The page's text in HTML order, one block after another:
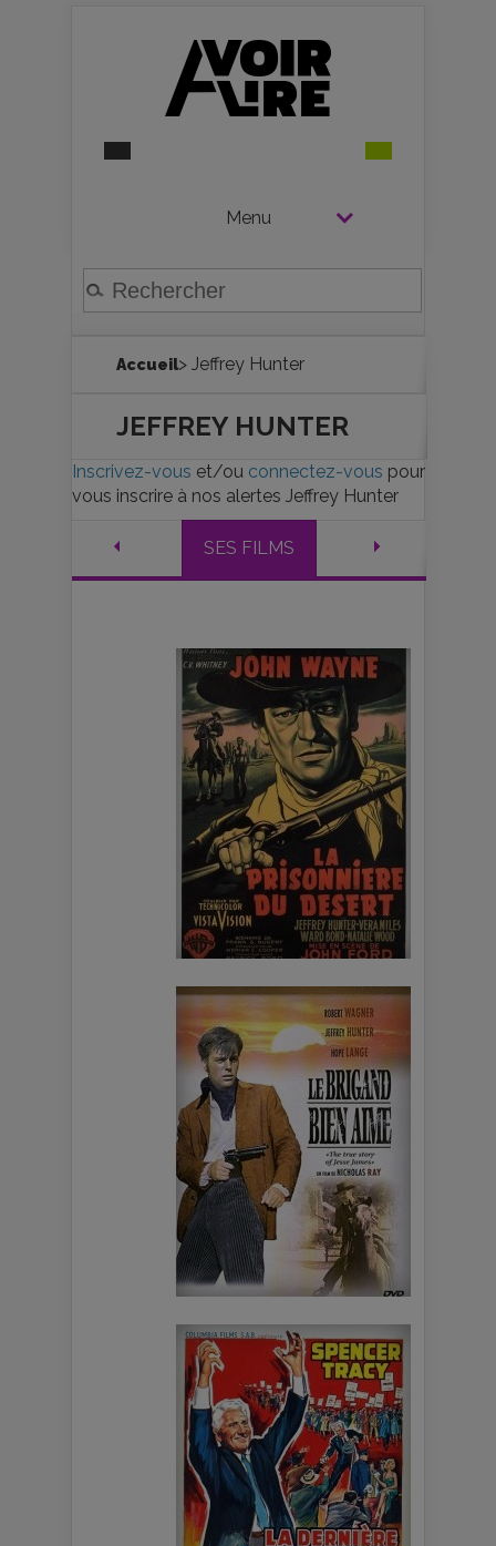
Menu
Accueil> Jeffrey Hunter
JEFFREY HUNTER
Inscrivez-vous et/ou connectez-vous pour
vous inscrire à nos alertes Jeffrey Hunter
SES FILMS